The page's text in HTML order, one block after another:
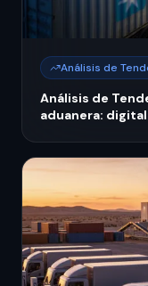
Análisis de
Análisis de
aduanera: